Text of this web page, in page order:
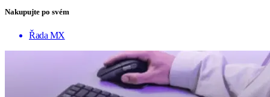
Nakupujte po svém
Řada MX